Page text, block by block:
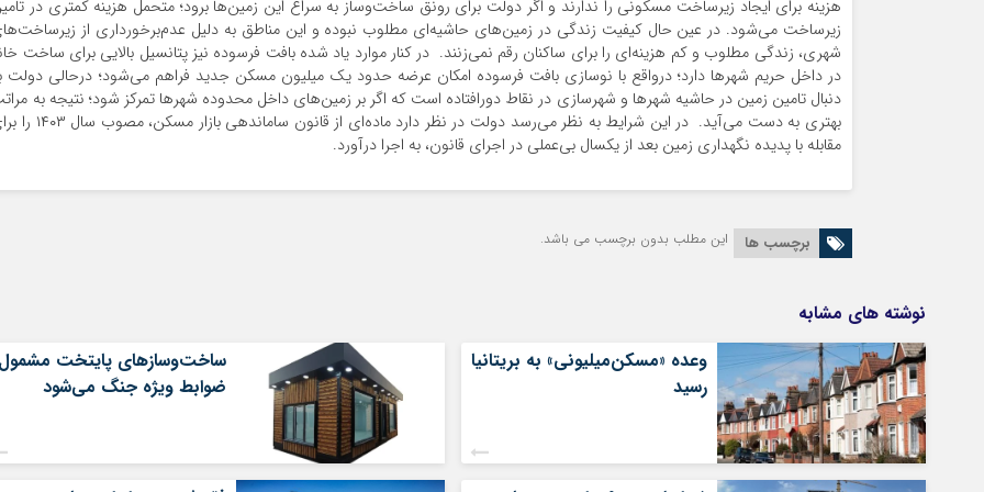
هزینه برای ایجاد زیرساخت مسکونی را ندارند و اگر دولت برای رونق ساخت‌‌وساز به سراغ این زمین‌‌ها برود؛ متحمل هزینه کمتری در
زیرساخت می‌شود. در عین حال کیفیت زندگی در زمین‌‌های حاشیه‌‌ای مطلوب نبوده و این مناطق به دلیل عدم‌برخورداری از
شهری، زندگی مطلوب و کم هزینه‌‌ای را برای ساکنان رقم نمی‌‌زنند. در کنار موارد یاد شده بافت فرسوده نیز پتانسیل بالایی برای ساخت
در داخل حریم شهرها دارد؛ درواقع با نوسازی بافت فرسوده امکان عرضه حدود یک میلیون مسکن جدید فراهم می‌شود؛ درحالی دولت
دنبال تامین زمین در حاشیه شهرها و شهرسازی در نقاط دورافتاده است که اگر بر زمین‌‌های داخل محدوده شهرها تمرکز شود؛ نتیجه به
بهتری به دست می‌‌آید. در این شرایط به نظر می‌رسد دولت در نظر دارد ماده‌‌ای از قانون
مقابله با پدیده نگهداری زمین بعد از یکسال بی‌‌عملی در اجرای قانون، به اجرا درآورد.
برچسب ها این مطلب بدون برچسب می باشد.
نوشته های مشابه
وعده «مسکن‌میلیونی» به بریتانیا
رسید
ساخت‌وسازهای پایتخت مشمول
ضوابط ویژه جنگ می‌شود